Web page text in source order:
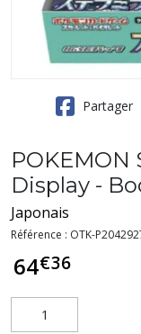
Partager
POKEMON
Display -
Japonais
Référence : OTK-
64€36